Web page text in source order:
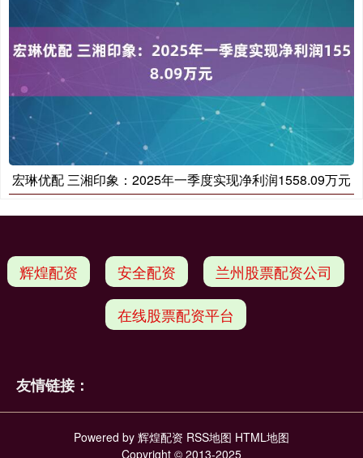
宏琳优配 三湘印象：2025年一季度实现净利润1558.09万元
辉煌配资 安全配资 兰州股票配资公司
在线股票配资平台
友情链接：
Powered by 辉煌配资 RSS地图 HTML地图
Copyright © 2013-2025